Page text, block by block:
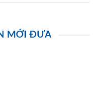
MỚI ĐƯA